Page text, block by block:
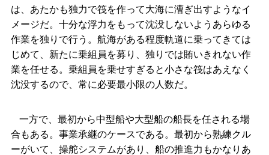
は、あたかも独力で筏を作って大海に漕ぎ出すようなイ
メージだ。十分な浮力をもって沈没しないようあらゆる
作業を独りで行う。航海がある程度軌道に乗ってきては
じめて、新たに乗組員を募り、独りでは賄いきれない作
業を任せる。乗組員を乗せすぎると小さな筏はあえなく
沈没するので、常に必要最小限の人数だ。
一方で、最初から中型船や大型船の船長を任される場
合もある。事業承継のケースである。最初から熟練クル
ーがいて、操舵システムがあり、船の推進力もかなりあ